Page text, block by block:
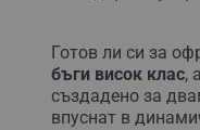
Готов ли си за
бъги висок клас,
създадено за
впуснат в